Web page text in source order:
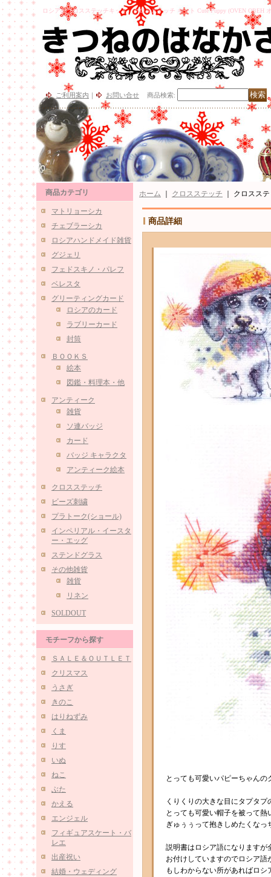
ロシアのクロスステッチキット クロスステッチ キット Cute Puppy (OVEN ОВЕН
ご利用案内 ｜ お問い合せ 商品検索:
商品カテゴリ
マトリョーシカ
チェブラーシカ
ロシアハンドメイド雑貨
グジェリ
フェドスキノ・パレフ
ベレスタ
グリーティングカード
ロシアのカード
ラブリーカード
封筒
ＢＯＯＫＳ
絵本
図鑑・料理本・他
アンティーク
雑貨
ソ連バッジ
カード
バッジ キャラクタ
アンティーク絵本
クロスステッチ
ビーズ刺繍
プラトーク(ショール)
インペリアル・イースタ
ー・エッグ
ステンドグラス
その他雑貨
雑貨
リネン
SOLDOUT
モチーフから探す
ＳＡＬＥ＆ＯＵＴＬＥＴ
クリスマス
うさぎ
きのこ
はりねずみ
くま
りす
いぬ
ねこ
ぶた
かえる
エンジェル
フィギュアスケート・バ
レエ
出産祝い
結婚・ウェディング
ホーム クロスステッチ クロスス
商品詳細
とっても可愛いパピーちゃん
くりくりの大きな目にタプタ
とっても可愛い帽子を被って熱
ぎゅぅぅって抱きしめたくなっ
説明書はロシア語になりますが
お付けしていますのでロシア
もしわからない所があればロ